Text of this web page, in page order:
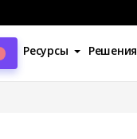
Ресурсы Решения